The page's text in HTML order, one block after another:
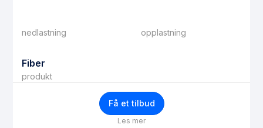
nedlastning opplastning
Fiber
produkt
Få et tilbud
Les mer